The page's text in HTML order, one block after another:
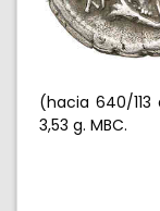
(hacia 640/113
3,53 g. MBC.